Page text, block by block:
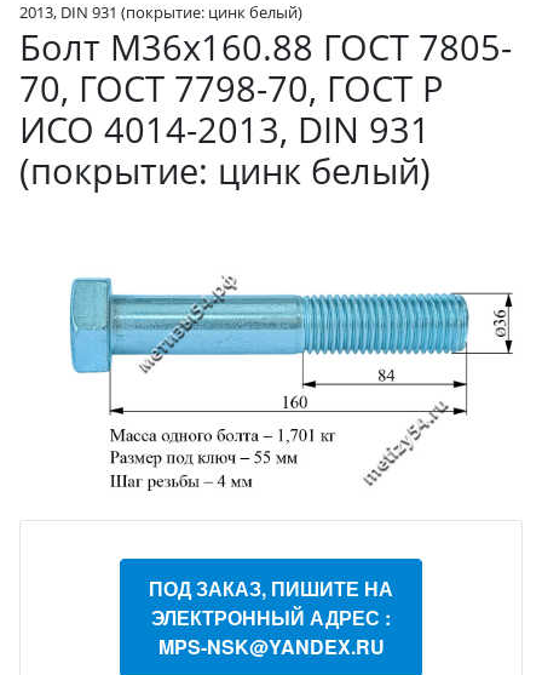
2013, DIN 931 (покрытие: цинк белый)
Болт М36х160.88 ГОСТ 7805-
70, ГОСТ 7798-70, ГОСТ Р
ИСО 4014-2013, DIN 931
(покрытие: цинк белый)
ПОД ЗАКАЗ, ПИШИТЕ НА
ЭЛЕКТРОННЫЙ АДРЕС :
MPS-NSK@YANDEX.RU